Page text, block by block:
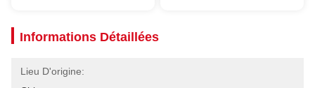
Informations Détaillées
Lieu D'origine: